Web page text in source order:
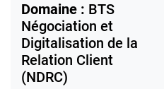
Domaine : BTS
Négociation et
Digitalisation de la
Relation Client
(NDRC)